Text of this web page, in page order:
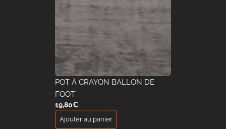
POT À CRAYON BALLON DE
FOOT
19,80€
Ajouter au panier